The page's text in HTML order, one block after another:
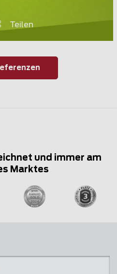
Teilen
und immer am
Marktes